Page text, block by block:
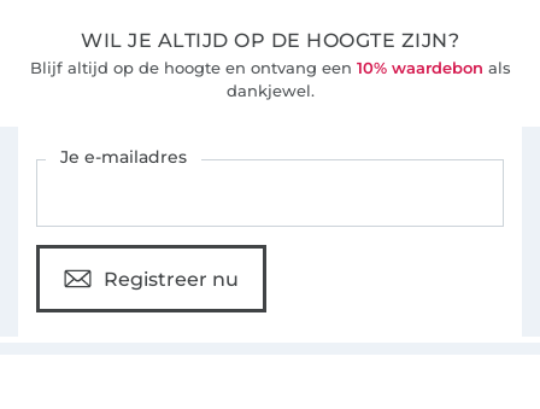
WIL JE ALTIJD OP DE HOOGTE ZIJN?
Blijf altijd op de hoogte en ontvang een 10% waardebon als
dankjewel.
Je e-mailadres
Registreer nu